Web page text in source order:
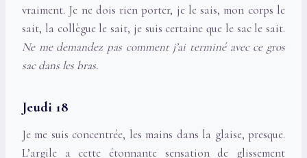
vraiment. Je ne dois rien porter, je le sais, mon corps le
sait, la collègue le sait, je suis certaine que le sac le sait.
Ne me demandez pas comment j’ai terminé avec ce gros
sac dans les bras.
Jeudi 18
Je me suis concentrée, les mains dans la glaise, presque.
L’argile a cette étonnante sensation de glissement